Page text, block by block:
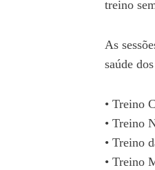
treino
As
saúde
• Treino
• Treino
• Treino
• Treino